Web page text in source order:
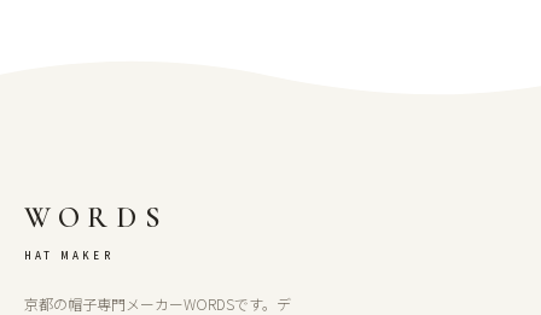
WORDS
HAT MAKER
京都の帽子専門メーカーWORDSです。デ